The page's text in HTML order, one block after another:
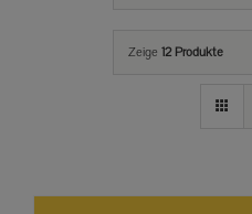
Zeige 12 Produkte